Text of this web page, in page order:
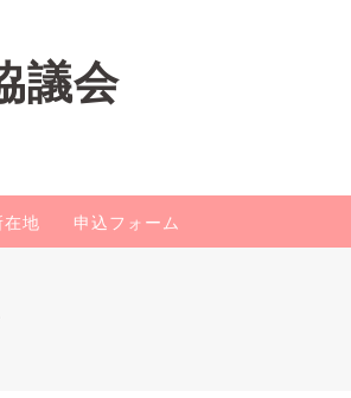
議会
在地 申込フォーム